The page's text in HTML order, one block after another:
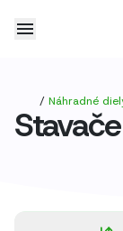
/ Náhradné